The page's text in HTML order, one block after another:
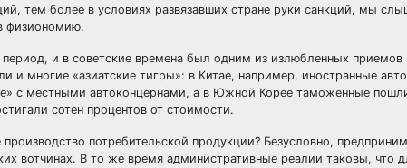
тем более в условиях развязавших стране руки санкций, мы
физиономию.
и в советские времена был одним из излюбленных приемов
и многие «азиатские тигры»: в Китае, например, иностранные
с местными автоконцернами, а в Южной Корее таможенные
сотен процентов от стоимости.
производство потребительской продукции? Безусловно,
вотчинах. В то же время административные реалии таковы, что